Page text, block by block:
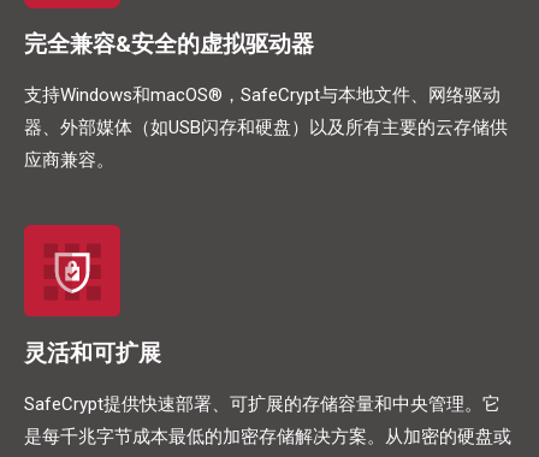
完全兼容&安全的虚拟驱动器
支持Windows和macOS®，SafeCrypt与本地文件、网络驱动
器、外部媒体（如USB闪存和硬盘）以及所有主要的云存储供
应商兼容。
灵活和可扩展
SafeCrypt提供快速部署、可扩展的存储容量和中央管理。它
是每千兆字节成本最低的加密存储解决方案。从加密的硬盘或